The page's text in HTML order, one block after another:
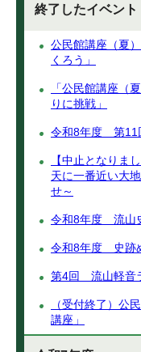
終了したイベント
公民館講座（夏
くろう」
「公民館講座（
りに挑戦」
令和8年度 第11
【中止となりま
天に一番近い大
せ～
令和8年度 流山
令和8年度 史跡
第4回 流山軽音
（受付終了）公
講座」